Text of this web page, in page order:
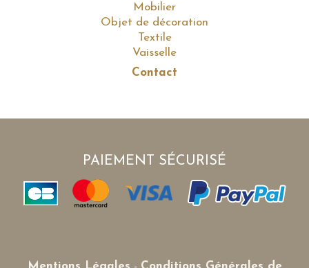
Mobilier
Objet de décoration
Textile
Vaisselle
Contact
PAIEMENT SÉCURISÉ